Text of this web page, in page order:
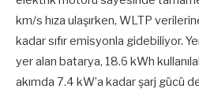
km/s hıza ulaşırken, WLTP
kadar sıfır emisyonla gidebiliyor.
yer alan batarya, 18.6 kWh
akımda 7.4 kW’a kadar şarj gücü